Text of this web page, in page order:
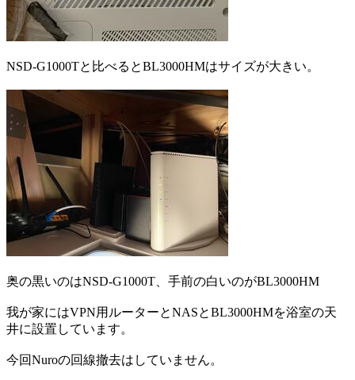
NSD-G1000Tと比べるとBL3000HMはサイズが大きい。
奥の黒いのはNSD-G1000T、手前の白いのがBL3000HM
我が家にはVPN用ルーターとNASとBL3000HMを浴室の天
井に設置しています。
今回Nuroの回線撤去はしていません。